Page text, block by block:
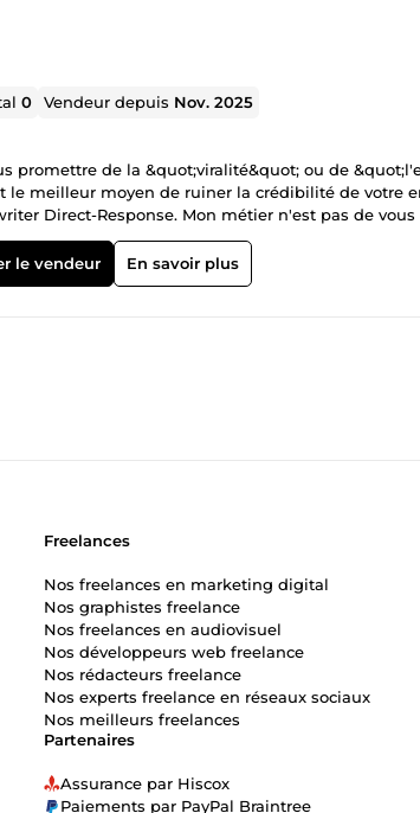
0 Vendeur depuis Nov. 2025
promettre de la &quot;viralité&quot; ou de
le meilleur moyen de ruiner la crédibilité de votre
Direct-Response. Mon métier n'est pas de
transformer en une armée de commerciaux
n'utilise pas de templates. J'utilise la psychologie
harponner le cerveau de votre prospect idéal
le vendeur En savoir plus
Partenaires
Assurance par Hiscox
Paiements par PayPal Braintree
Freelances
Nos freelances en marketing digital
Nos graphistes freelance
Nos freelances en audiovisuel
Nos développeurs web freelance
Nos rédacteurs freelance
Nos experts freelance en réseaux sociaux
Nos meilleurs freelances